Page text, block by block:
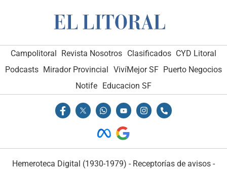
Campolitoral Revista Nosotros Clasificados CYD Litoral
Podcasts Mirador Provincial VivíMejor SF Puerto Negocios
Notife
Educacion SF
Hemeroteca Digital (1930-1979) - Receptorías de avisos -